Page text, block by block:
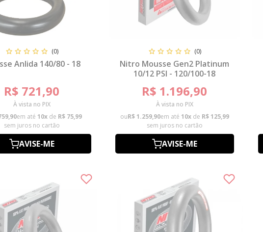
(0)
Anlida 140/80 - 18
R$ 721,90
À vista no PIX
em até 10xde R$ 75,99
sem juros no cartão
AVISE-ME
(0)
Nitro Mousse Gen2 Platinum
10/12 PSI - 120/100-18
R$ 1.196,90
À vista no PIX
ouR$ 1.259,90em até 10xde R$ 125,99
sem juros no cartão
AVISE-ME